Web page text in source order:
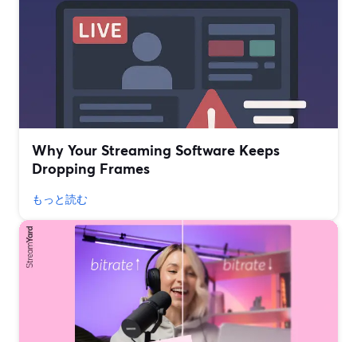
Why Your Streaming Software Keeps
Dropping Frames
もっと読む